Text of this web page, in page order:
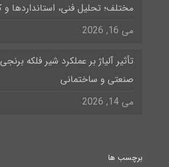
مختلف؛ تحلیل فنی، استانداردها و
می 16, 2026
تأثیر آلیاژ بر عملکرد شیر فلکه
صنعتی و ساختمانی
می 14, 2026
برچسب ها